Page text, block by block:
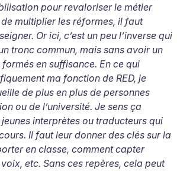
pour revaloriser le métier
multiplier les réformes, il faut
Or ici, c’est un peu l’inverse qui
tronc commun, mais sans avoir un
en suffisance. En ce qui
ma fonction de RED, je
de plus en plus de personnes
ou de l’université. Je sens ça
interprètes ou traducteurs qui
Il faut leur donner des clés sur la
en classe, comment capter
etc. Sans ces repères, cela peut